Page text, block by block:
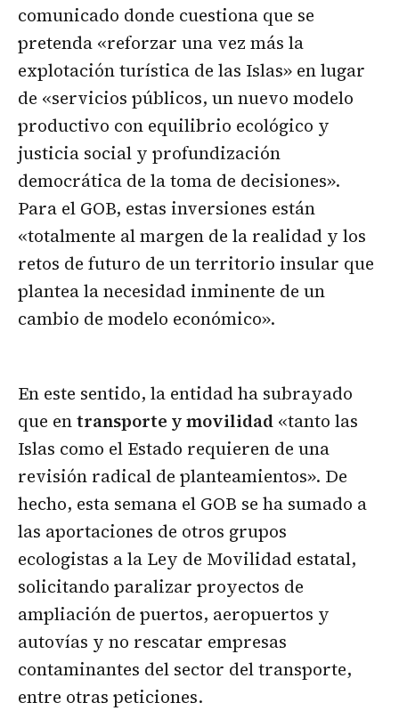
comunicado donde cuestiona que se
pretenda «reforzar una vez más la
explotación turística de las Islas» en lugar
de «servicios públicos, un nuevo modelo
productivo con equilibrio ecológico y
justicia social y profundización
democrática de la toma de decisiones».
Para el GOB, estas inversiones están
«totalmente al margen de la realidad y los
retos de futuro de un territorio insular que
plantea la necesidad inminente de un
cambio de modelo económico».
En este sentido, la entidad ha subrayado
que entransporte y movilidad «tanto las
Islas como el Estado requieren de una
revisión radical de planteamientos». De
hecho, esta semana el GOB se ha sumado a
las aportaciones de otros grupos
ecologistas a la Ley de Movilidad estatal,
solicitando paralizar proyectos de
ampliación de puertos, aeropuertos y
autovías y no rescatar empresas
contaminantes del sector del transporte,
entre otras peticiones.